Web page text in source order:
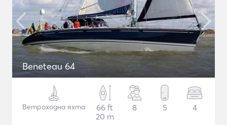
Beneteau 64
Ветроходна яхта
66 ft
20 m
8 5 4